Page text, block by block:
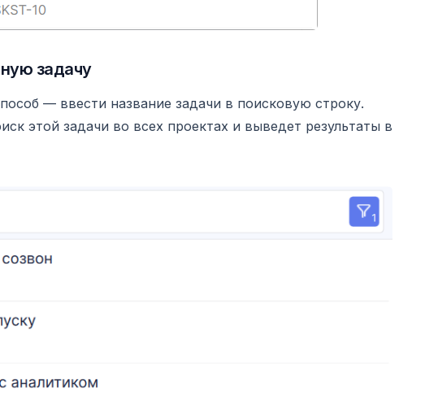
задачу
— ввести название задачи в поисковую строку.
этой задачи во всех проектах и выведет результаты в